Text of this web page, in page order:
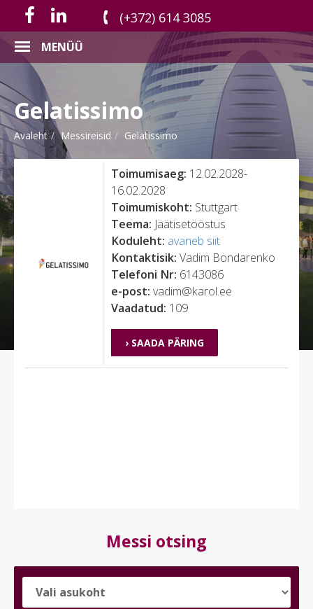
(+372) 614 3085
MENÜÜ
Gelatissimo
Avaleht Messireisid Gelatissimo
Toimumisaeg: 12.02.2028-
16.02.2028
Toimumiskoht: Stuttgart
Teema: Jäätisetööstus
Koduleht: avaneb siit
Kontaktisik:Vadim Bondarenko
Telefoni Nr: 6143086
e-post:vadim@karol.ee
Vaadatud: 109
› SAADA PÄRING
Messi otsing